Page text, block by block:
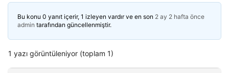
Bu konu 0 yanıt içerir, 1 izleyen vardır ve en son 2 ay 2 hafta önce
admin tarafından güncellenmiştir.
1 yazı görüntüleniyor (toplam 1)